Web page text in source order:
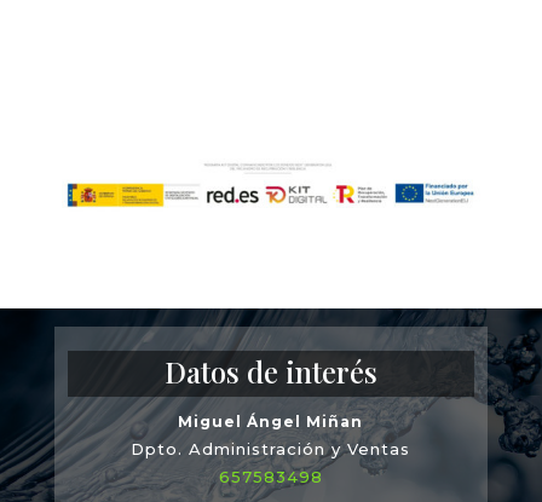
Datos de interés
Miguel Ángel Miñan
Dpto. Administración y Ventas
657583498